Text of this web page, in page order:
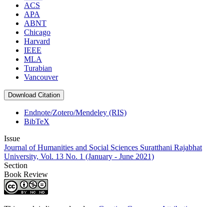
ACS
APA
ABNT
Chicago
Harvard
IEEE
MLA
Turabian
Vancouver
Download Citation
Endnote/Zotero/Mendeley (RIS)
BibTeX
Issue
Journal of Humanities and Social Sciences Suratthani Rajabhat
University, Vol. 13 No. 1 (January - June 2021)
Section
Book Review